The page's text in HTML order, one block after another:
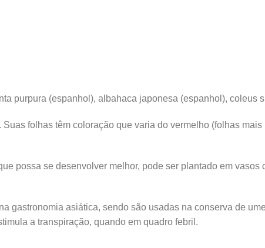
purpura (espanhol), albahaca japonesa (espanhol), coleus
folhas têm coloração que varia do vermelho (folhas
possa se desenvolver melhor, pode ser plantado em vasos
gastronomia asiática, sendo são usadas na conserva de
a transpiração, quando em quadro febril.